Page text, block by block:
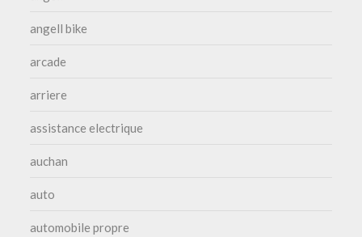
angell bike
arcade
arriere
assistance electrique
auchan
auto
automobile propre